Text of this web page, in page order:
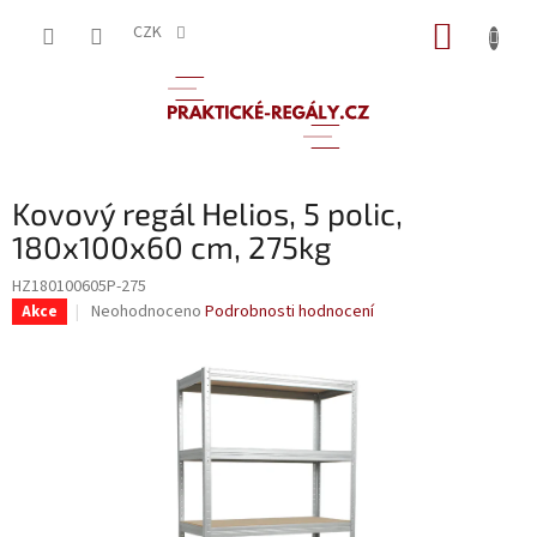
CZK
Kovový regál Helios, 5 polic,
180x100x60 cm, 275kg
HZ180100605P-275
Akce
Průměrné
Neohodnoceno Podrobnosti hodnocení